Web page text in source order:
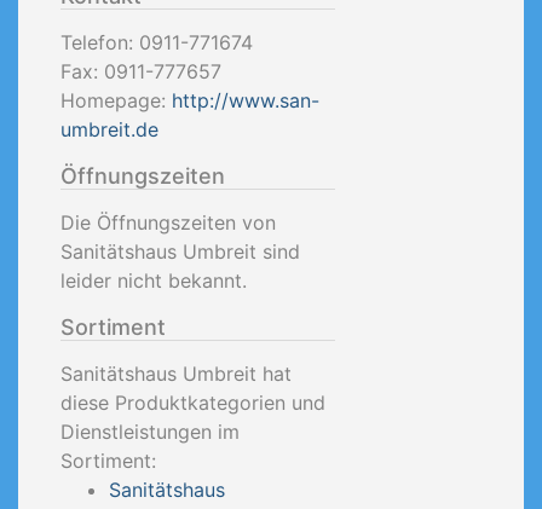
Telefon: 0911-771674
Fax: 0911-777657
Homepage: http://www.san-
umbreit.de
Öffnungszeiten
Die Öffnungszeiten von
Sanitätshaus Umbreit sind
leider nicht bekannt.
Sortiment
Sanitätshaus Umbreit hat
diese Produktkategorien und
Dienstleistungen im
Sortiment:
Sanitätshaus